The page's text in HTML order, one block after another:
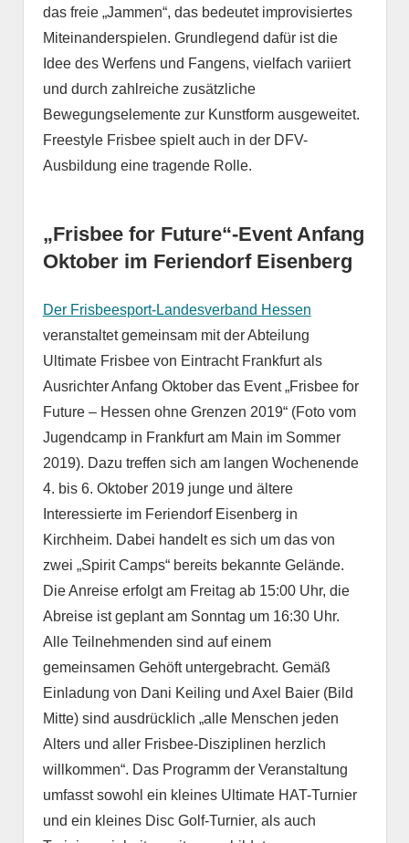
das freie „Jammen“, das bedeutet improvisiertes
Miteinanderspielen. Grundlegend dafür ist die
Idee des Werfens und Fangens, vielfach variiert
und durch zahlreiche zusätzliche
Bewegungselemente zur Kunstform ausgeweitet.
Freestyle Frisbee spielt auch in der DFV-
Ausbildung eine tragende Rolle.
„Frisbee for Future“-Event Anfang
Oktober im Feriendorf Eisenberg
Der Frisbeesport-Landesverband Hessen
veranstaltet gemeinsam mit der Abteilung
Ultimate Frisbee von Eintracht Frankfurt als
Ausrichter Anfang Oktober das Event „Frisbee for
Future – Hessen ohne Grenzen 2019“ (Foto vom
Jugendcamp in Frankfurt am Main im Sommer
2019). Dazu treffen sich am langen Wochenende
4. bis 6. Oktober 2019 junge und ältere
Interessierte im Feriendorf Eisenberg in
Kirchheim. Dabei handelt es sich um das von
zwei „Spirit Camps“ bereits bekannte Gelände.
Die Anreise erfolgt am Freitag ab 15:00 Uhr, die
Abreise ist geplant am Sonntag um 16:30 Uhr.
Alle Teilnehmenden sind auf einem
gemeinsamen Gehöft untergebracht. Gemäß
Einladung von Dani Keiling und Axel Baier (Bild
Mitte) sind ausdrücklich „alle Menschen jeden
Alters und aller Frisbee-Disziplinen herzlich
willkommen“. Das Programm der Veranstaltung
umfasst sowohl ein kleines Ultimate HAT-Turnier
und ein kleines Disc Golf-Turnier, als auch